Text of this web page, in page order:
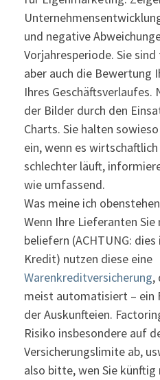
und negative
Vorjahresperiode. Sie
aber auch die Bewertung
Ihres Geschäftsverlaufes.
der Bilder durch den
Charts. Sie halten
ein, wenn es
schlechter läuft,
wie umfassend.
Was meine ich
Wenn Ihre Lieferanten
beliefern (ACHTUNG:
Kredit) nutzen diese eine
Warenkreditversicherung,
meist automatisiert – ein
der Auskunfteien.
Risiko insbesondere auf
Versicherungslimite ab,
also bitte, wen Sie